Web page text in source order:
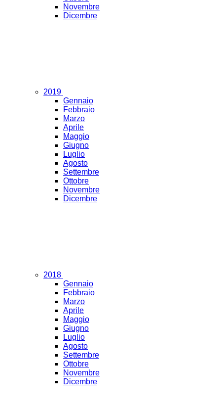
Novembre
Dicembre
2019
Gennaio
Febbraio
Marzo
Aprile
Maggio
Giugno
Luglio
Agosto
Settembre
Ottobre
Novembre
Dicembre
2018
Gennaio
Febbraio
Marzo
Aprile
Maggio
Giugno
Luglio
Agosto
Settembre
Ottobre
Novembre
Dicembre